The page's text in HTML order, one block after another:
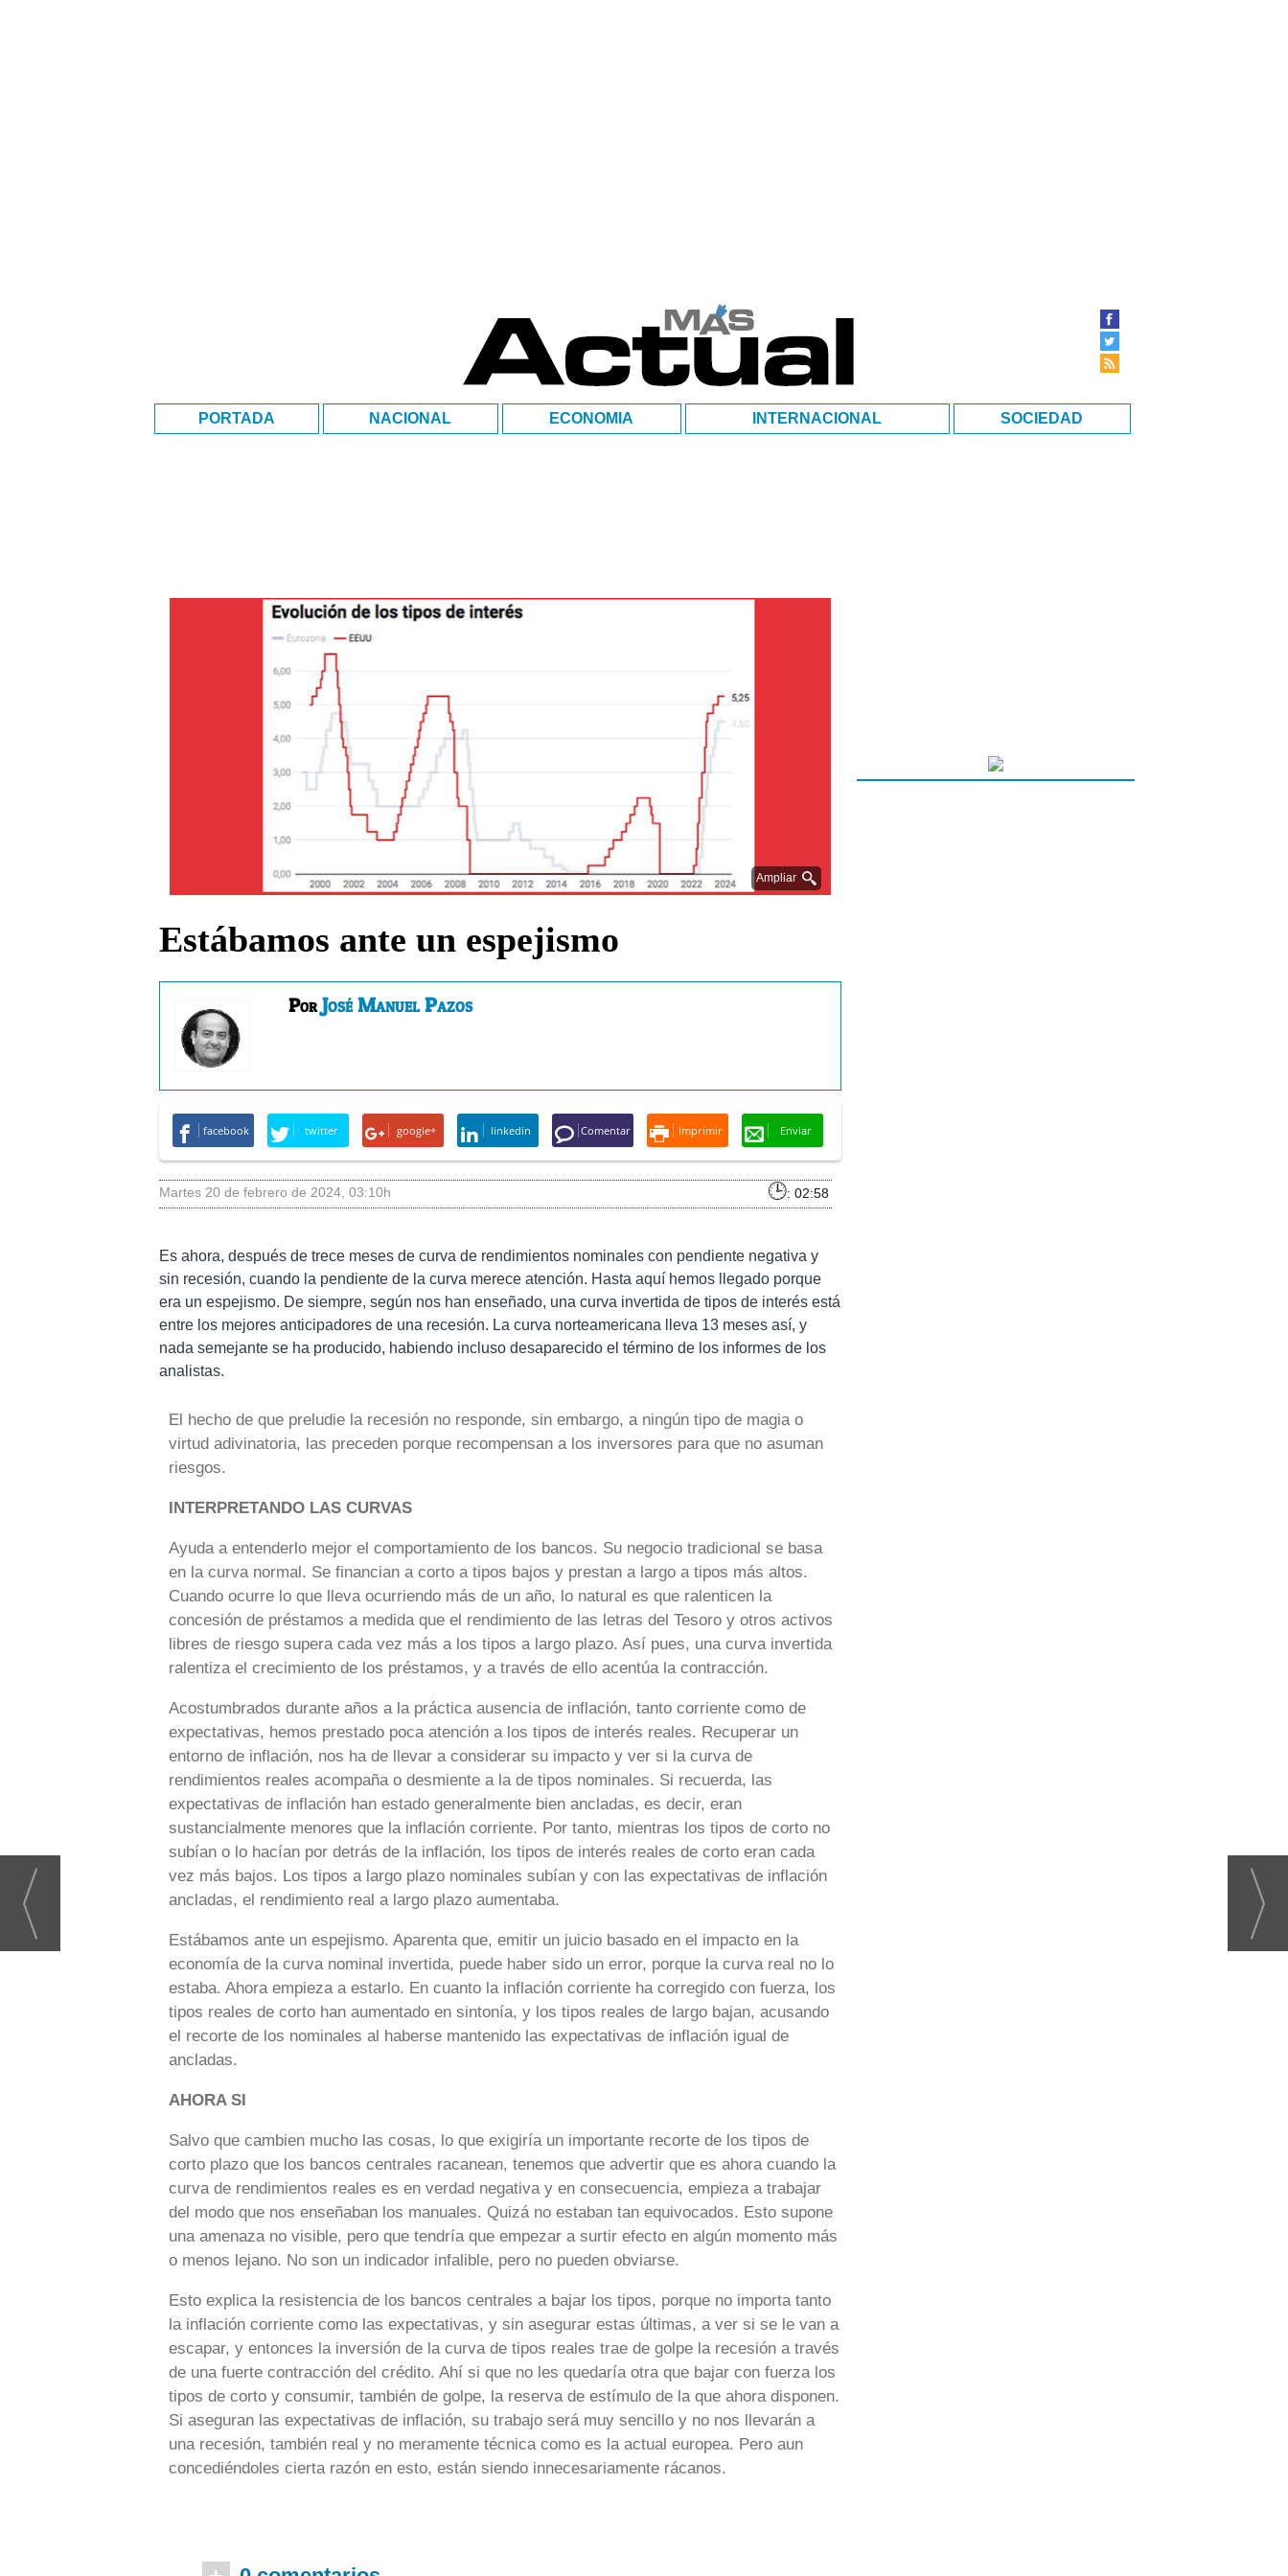
PORTADA NACIONAL ECONOMIA INTERNACIONAL SOCIEDAD
Ampliar
Estábamos ante un espejismo
PorJosé Manuel Pazos
facebook twitter google+ linkedin Comentar Imprimir Enviar
martes 20 de febrero de 2024, 03:10h : 02:58
Es ahora, después de trece meses de curva de rendimientos nominales con pendiente negativa y
sin recesión, cuando la pendiente de la curva merece atención. Hasta aquí hemos llegado porque
era un espejismo. De siempre, según nos han enseñado, una curva invertida de tipos de interés está
entre los mejores anticipadores de una recesión. La curva norteamericana lleva 13 meses así, y
nada semejante se ha producido, habiendo incluso desaparecido el término de los informes de los
analistas.
El hecho de que preludie la recesión no responde, sin embargo, a ningún tipo de magia o
virtud adivinatoria, las preceden porque recompensan a los inversores para que no asuman
riesgos.
INTERPRETANDO LAS CURVAS
Ayuda a entenderlo mejor el comportamiento de los bancos. Su negocio tradicional se basa
en la curva normal. Se financian a corto a tipos bajos y prestan a largo a tipos más altos.
Cuando ocurre lo que lleva ocurriendo más de un año, lo natural es que ralenticen la
concesión de préstamos a medida que el rendimiento de las letras del Tesoro y otros activos
libres de riesgo supera cada vez más a los tipos a largo plazo. Así pues, una curva invertida
ralentiza el crecimiento de los préstamos, y a través de ello acentúa la contracción.
Acostumbrados durante años a la práctica ausencia de inflación, tanto corriente como de
expectativas, hemos prestado poca atención a los tipos de interés reales. Recuperar un
entorno de inflación, nos ha de llevar a considerar su impacto y ver si la curva de
rendimientos reales acompaña o desmiente a la de tipos nominales. Si recuerda, las
expectativas de inflación han estado generalmente bien ancladas, es decir, eran
sustancialmente menores que la inflación corriente. Por tanto, mientras los tipos de corto no
subían o lo hacían por detrás de la inflación, los tipos de interés reales de corto eran cada
vez más bajos. Los tipos a largo plazo nominales subían y con las expectativas de inflación
ancladas, el rendimiento real a largo plazo aumentaba.
Estábamos ante un espejismo. Aparenta que, emitir un juicio basado en el impacto en la
economía de la curva nominal invertida, puede haber sido un error, porque la curva real no lo
estaba. Ahora empieza a estarlo. En cuanto la inflación corriente ha corregido con fuerza, los
tipos reales de corto han aumentado en sintonía, y los tipos reales de largo bajan, acusando
el recorte de los nominales al haberse mantenido las expectativas de inflación igual de
ancladas.
AHORA SI
Salvo que cambien mucho las cosas, lo que exigiría un importante recorte de los tipos de
corto plazo que los bancos centrales racanean, tenemos que advertir que es ahora cuando la
curva de rendimientos reales es en verdad negativa y en consecuencia, empieza a trabajar
del modo que nos enseñaban los manuales. Quizá no estaban tan equivocados. Esto supone
una amenaza no visible, pero que tendría que empezar a surtir efecto en algún momento más
o menos lejano. No son un indicador infalible, pero no pueden obviarse.
Esto explica la resistencia de los bancos centrales a bajar los tipos, porque no importa tanto
la inflación corriente como las expectativas, y sin asegurar estas últimas, a ver si se le van a
escapar, y entonces la inversión de la curva de tipos reales trae de golpe la recesión a través
de una fuerte contracción del crédito. Ahí si que no les quedaría otra que bajar con fuerza los
tipos de corto y consumir, también de golpe, la reserva de estímulo de la que ahora disponen.
Si aseguran las expectativas de inflación, su trabajo será muy sencillo y no nos llevarán a
una recesión, también real y no meramente técnica como es la actual europea. Pero aun
concediéndoles cierta razón en esto, están siendo innecesariamente rácanos.